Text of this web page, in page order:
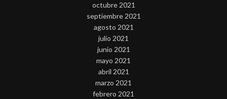
octubre 2021
septiembre 2021
agosto 2021
julio 2021
junio 2021
mayo 2021
abril 2021
marzo 2021
febrero 2021